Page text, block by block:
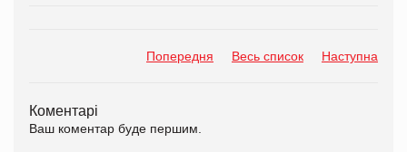
Попередня Весь список Наступна
Коментарі
Ваш коментар буде першим.